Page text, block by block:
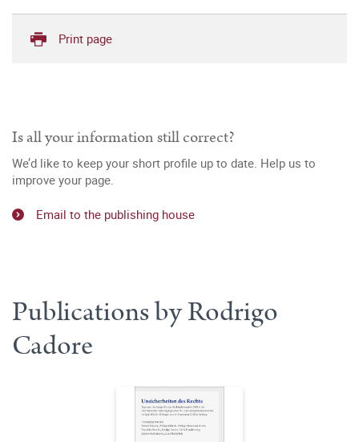
Print page
Is all your information still correct?
We’d like to keep your short profile up to date. Help us to
improve your page.
Email to the publishing house
Publications by Rodrigo
Cadore